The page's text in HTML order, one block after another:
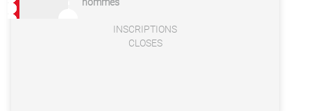
INSCRIPTIONS
CLOSES